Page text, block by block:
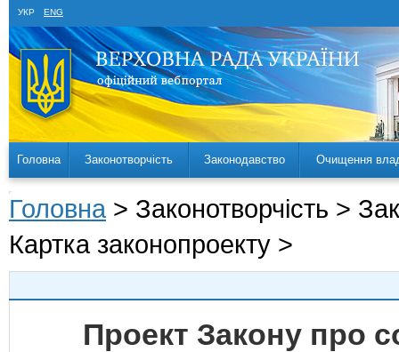
УКР ENG
Головна Законотворчість Законодавство Очищення
Головна > Законотворчість >
Картка законопроекту >
Проект Закону про